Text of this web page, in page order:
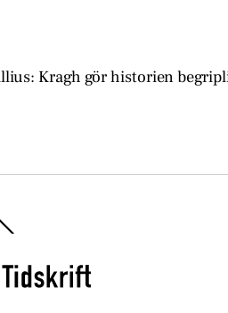
Kragh gör historien
To